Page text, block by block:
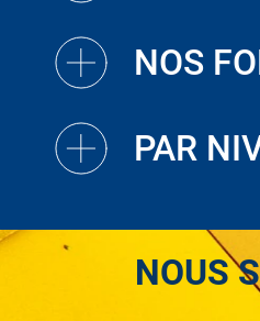
NOS
PAR
NOUS